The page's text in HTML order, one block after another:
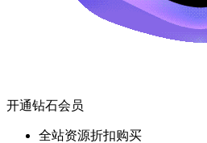
开通钻石会员
全站资源折扣购买